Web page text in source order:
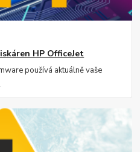
HP OfficeJet
používá aktuálně vaše